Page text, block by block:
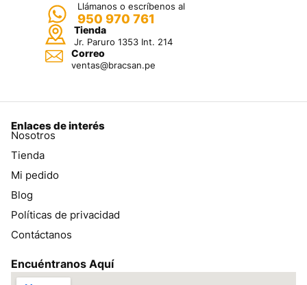
Llámanos o escríbenos al
950 970 761
Tienda
Jr. Paruro 1353 Int. 214
Correo
ventas@bracsan.pe
Enlaces de interés
Nosotros
Tienda
Mi pedido
Blog
Políticas de privacidad
Contáctanos
Encuéntranos Aquí